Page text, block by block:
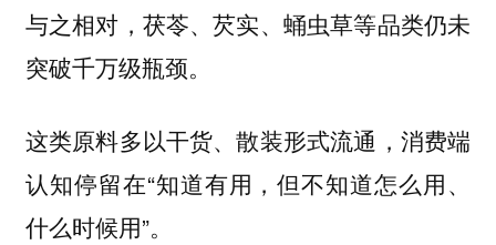
与之相对，茯苓、芡实、蛹虫草等品类仍未
突破千万级瓶颈。
这类原料多以干货、散装形式流通，消费端
认知停留在“知道有用，但不知道怎么用、
什么时候用”。